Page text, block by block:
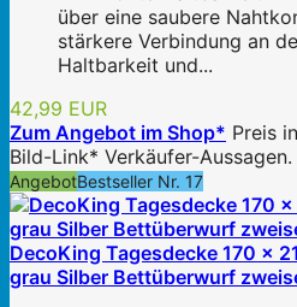
über eine saubere
stärkere Verbindung an
Haltbarkeit und...
42,99 EUR
Zum Angebot im Shop* Preis
Bild-Link* Verkäufer-
AngebotBestseller Nr. 17
DecoKing Tagesdecke 170 x
grau Silber Bettüberwurf